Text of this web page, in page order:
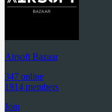
Airsoft Bazaar
347 online
1914 members
Join